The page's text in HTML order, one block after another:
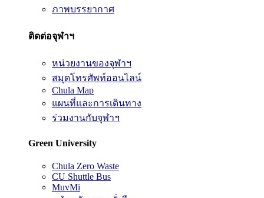
ภาพบรรยากาศ
ติดต่อจุฬาฯ
หน่วยงานของจุฬาฯ
สมุดโทรศัพท์ออนไลน์
Chula Map
แผนที่และการเดินทาง
ร่วมงานกับจุฬาฯ
Green University
Chula Zero Waste
CU Shuttle Bus
MuvMi